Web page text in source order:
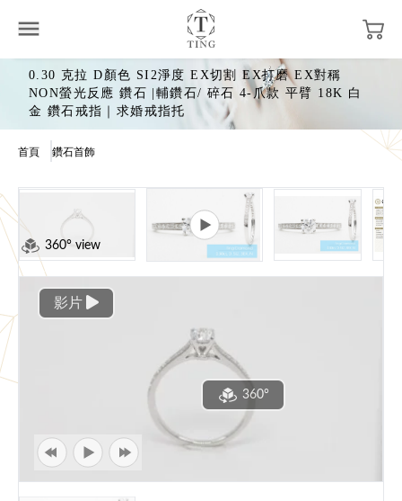
0.30 克拉 D顏色 SI2淨度 EX切割 EX打磨 EX對稱
NON螢光反應 鑽石 |輔鑽石/ 碎石 4-爪款 平臂 18K 白
金 鑽石戒指｜求婚戒指托
首頁 鑽石首飾
360° view
影片
360°